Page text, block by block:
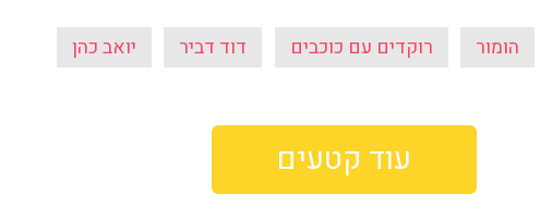
הומור רוקדים עם כוכבים דוד דביר יואב כהן
עוד קטעים